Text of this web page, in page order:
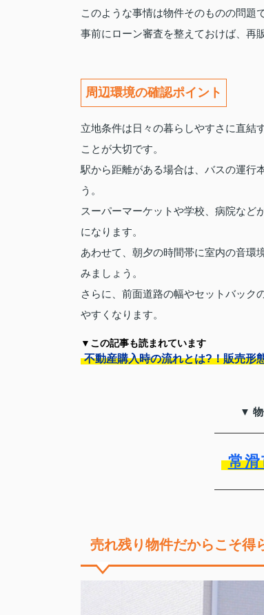
このような事情は物件そのものの問題
事前にローン審査を整えておけば、再
周辺環境の確認ポイント
立地条件は日々の暮らしやすさに直結
ことが大切です。
駅から距離がある場合は、バスの運行
う。
スーパーマーケットや学校、病院など
になります。
あわせて、朝夕の時間帯に室内の音環
みましょう。
さらに、前面道路の幅やセットバック
やすくなります。
▼この記事も読まれています
不動産購入時の流れとは?！販売形
▼ 物
常
売れ残り物件だからこそ得